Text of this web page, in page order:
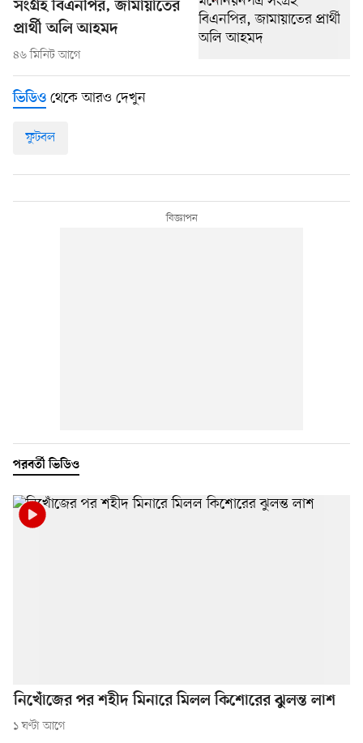
সংগ্রহ বিএনপির, জামায়াতের
প্রার্থী অলি আহমদ
৪৬ মিনিট আগে
ভিডিও থেকে আরও দেখুন
ফুটবল
পরবর্তী ভিডিও
নিখোঁজের পর শহীদ মিনারে মিলল কিশোরের ঝুলন্ত লাশ
১ ঘণ্টা আগে